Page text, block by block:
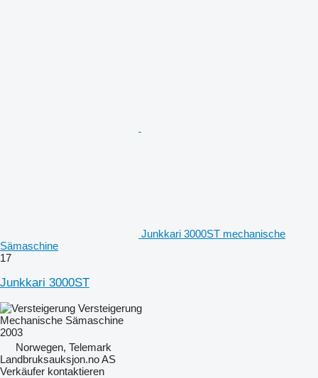
Junkkari 3000ST mechanische
Sämaschine
17
Junkkari 3000ST
Versteigerung
Mechanische Sämaschine
2003
Norwegen, Telemark
Landbruksauksjon.no AS
Verkäufer kontaktieren